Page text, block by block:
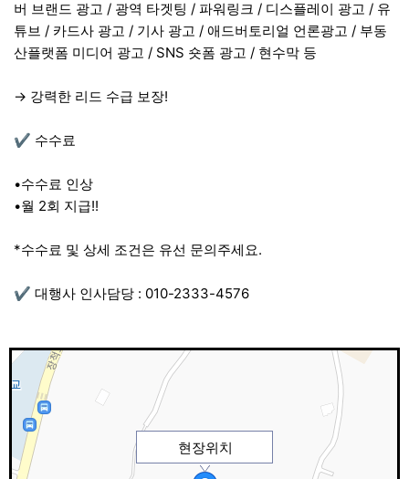
버 브랜드 광고 / 광역 타겟팅 / 파워링크 / 디스플레이 광고 / 유
튜브 / 카드사 광고 / 기사 광고 / 애드버토리얼 언론광고 / 부동
산플랫폼 미디어 광고 / SNS 숏폼 광고 / 현수막 등
→ 강력한 리드 수급 보장!
✔️ 수수료
•수수료 인상
•월 2회 지급!!
*수수료 및 상세 조건은 유선 문의주세요.
✔️ 대행사 인사담당 : 010-2333-4576
현장위치